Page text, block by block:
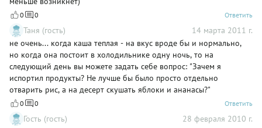
0 0 Ответить
Таня (гость)
14 марта 2011 г.
не очень... когда каша теплая - на вкус вроде бы и нормально,
но когда она постоит в холодильнике одну ночь, то на
следующий день вы можете задать себе вопрос: "Зачем я
испортил продукты? Не лучше бы было просто отдельно
отварить рис, а на десерт скушать яблоки и ананасы?"
0 0 Ответить
Гость (гость)
28 февраля 2010 г.